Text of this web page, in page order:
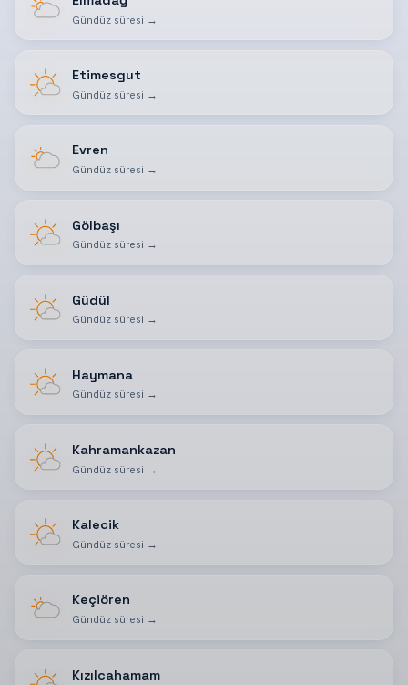
Gündüz süresi →
Etimesgut
Gündüz süresi →
Evren
Gündüz süresi →
Gölbaşı
Gündüz süresi →
Güdül
Gündüz süresi →
Haymana
Gündüz süresi →
Kahramankazan
Gündüz süresi →
Kalecik
Gündüz süresi →
Keçiören
Gündüz süresi →
Kızılcahamam